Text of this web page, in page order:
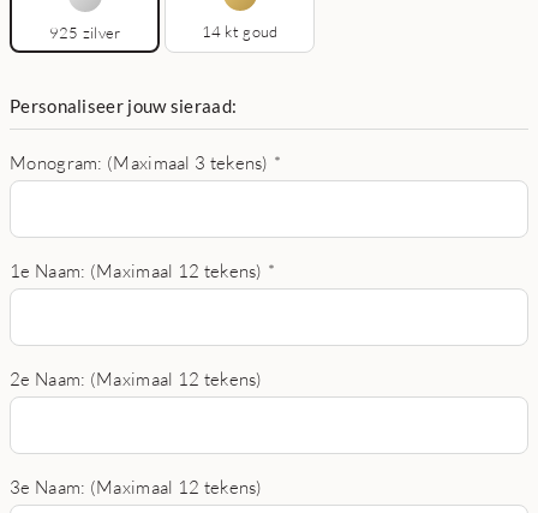
925 zilver 14 kt goud
Personaliseer jouw sieraad:
Monogram: (Maximaal 3 tekens) *
1e Naam: (Maximaal 12 tekens) *
2e Naam: (Maximaal 12 tekens)
3e Naam: (Maximaal 12 tekens)